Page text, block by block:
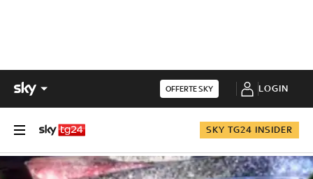
OFFERTE SKY LOGIN
SKY TG24 INSIDER